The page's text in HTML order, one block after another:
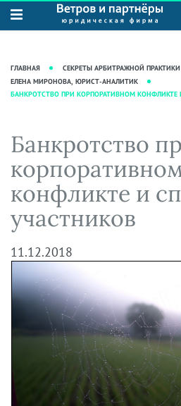
О нас
Рекомендации
фирмы
Кейсы
Вакансии
Юридические услуги
Интеллектуальная собственность
Сопровождение бизнеса
Ведение уголовных дел
Защита активов
Ведение дел о банкротстве
База знаний
Журнал "Секреты арбитражной
практики"
Статьи
Аудиоподкасты
Видеоподкасты
Справочная
Вопросы-ответы
Прямые эфиры
ГЛАВНАЯ
СЕКРЕТЫ АРБИТРАЖНОЙ
ЕЛЕНА МИРОНОВА, ЮРИСТ-АНАЛИТИК
БАНКРОТСТВО ПРИ КОРПОРАТИВНОМ КОНФЛИКТЕ
Банкротство
конфликте и
участников
11.12.2018